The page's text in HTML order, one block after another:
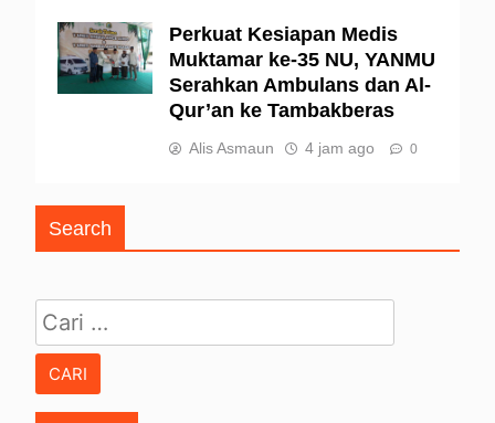
Perkuat Kesiapan Medis
Muktamar ke-35 NU, YANMU
Serahkan Ambulans dan Al-
Qur’an ke Tambakberas
Alis Asmaun 4 jam ago 0
Search